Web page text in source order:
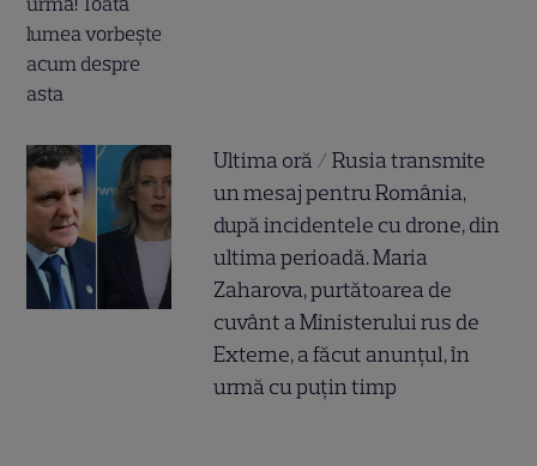
Ultima oră / Rusia transmite
un mesaj pentru România,
după incidentele cu drone, din
ultima perioadă. Maria
Zaharova, purtătoarea de
cuvânt a Ministerului rus de
Externe, a făcut anunțul, în
urmă cu puțin timp